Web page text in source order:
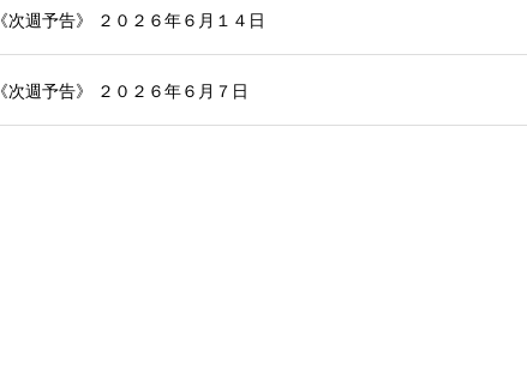
《次週予告》 ２０２６年６月１４日
《次週予告》 ２０２６年６月７日